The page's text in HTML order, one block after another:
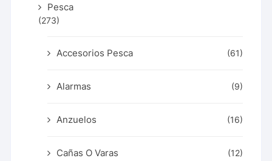
Pesca
(273)
Accesorios Pesca (61)
Alarmas (9)
Anzuelos (16)
Cañas O Varas (12)